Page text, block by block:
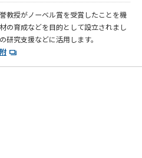
教授がノーベル賞を受賞したことを機
の育成などを目的として設立されまし
研究支援などに活用します。